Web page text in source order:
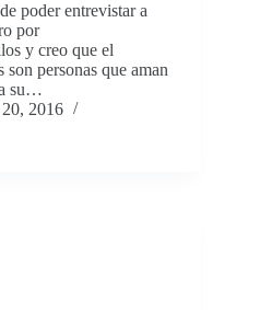
poder entrevistar a
por
y creo que el
personas que aman
su…
2016